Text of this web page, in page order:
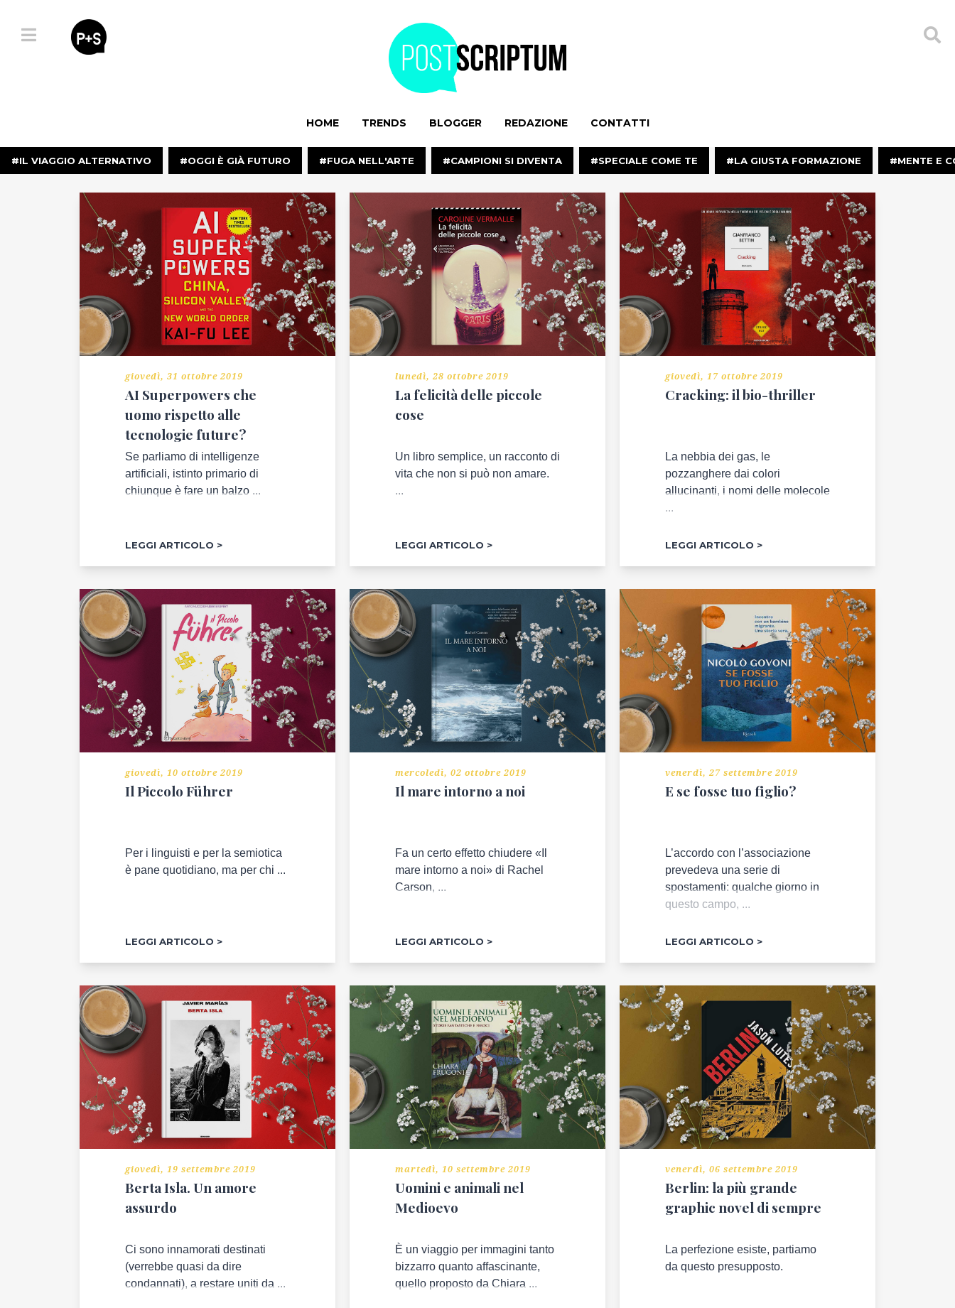
NELL'ARTE
CAMPIONI
ECONOMIA
MONDO
GALLINE
PADOVANE
IMPERFETTO
HOME TRENDS BLOGGER REDAZIONE CONTATTI
IL VIAGGIO ALTERNATIVO OGGI È GIÀ FUTURO FUGA NELL'ARTE CAMPIONI SI DIVENTA SPECIALE COME TE LA GIUSTA FORMAZIONE MENTE E
giovedì, 31 ottobre 2019
AI Superpowers che
uomo rispetto alle
tecnologie future?
Se parliamo di intelligenze
artificiali, istinto primario di
chiunque è fare un balzo ...
LEGGI ARTICOLO
lunedì, 28 ottobre 2019
La felicità delle piccole
cose
Un libro semplice, un racconto di
vita che non si può non amare.
...
LEGGI ARTICOLO
giovedì, 17 ottobre 2019
Cracking: il bio-thriller
La nebbia dei gas, le
pozzanghere dai colori
allucinanti, i nomi delle molecole
...
LEGGI ARTICOLO
giovedì, 10 ottobre 2019
Il Piccolo Führer
Per i linguisti e per la semiotica
è pane quotidiano, ma per chi ...
LEGGI ARTICOLO
mercoledì, 02 ottobre 2019
Il mare intorno a noi
Fa un certo effetto chiudere «Il
mare intorno a noi» di Rachel
Carson, ...
LEGGI ARTICOLO
venerdì, 27 settembre 2019
E se fosse tuo figlio?
L’accordo con l’associazione
prevedeva una serie di
spostamenti: qualche giorno in
questo campo, ...
LEGGI ARTICOLO
giovedì, 19 settembre 2019
Berta Isla. Un amore
assurdo
Ci sono innamorati destinati
(verrebbe quasi da dire
condannati), a restare uniti da ...
martedì, 10 settembre 2019
Uomini e animali nel
Medioevo
È un viaggio per immagini tanto
bizzarro quanto affascinante,
quello proposto da Chiara ...
venerdì, 06 settembre 2019
Berlin: la più grande
graphic novel di sempre
La perfezione esiste, partiamo
da questo presupposto.